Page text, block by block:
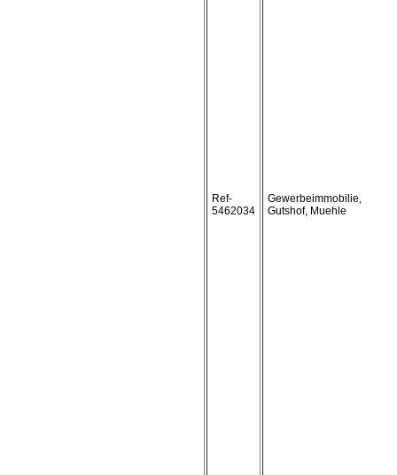
Ref-
5462034
Gewerbeimmobilie,
Gutshof, Muehle